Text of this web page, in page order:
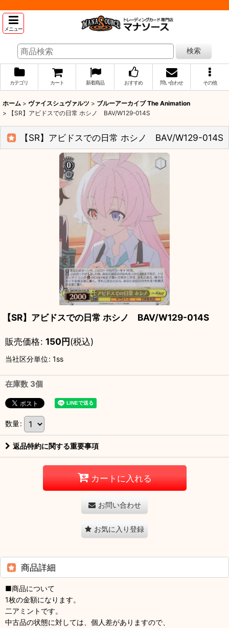
メニュー
検索
カテゴリ カート 新着商品 おすすめ 問い合わせ その他
ホーム > ヴァイスシュヴァルツ > ブルーアーカイブ The Animation
>
【SR】アビドスでの日常 ホシノ BAV/W129-014S
【SR】アビドスでの日常 ホシノ BAV/W129-014S
【SR】アビドスでの日常 ホシノ BAV/W129-014S
販売価格: 150円(税込)
当社区分単位: 1ss
在庫数 3個
数量:
返品特約に関する重要事項
カートに入れる
お問い合わせ
お気に入り登録
商品詳細
■商品について
1枚の金額になります。
二アミントです。
中古品の状態に対しては、個人差がありますので、